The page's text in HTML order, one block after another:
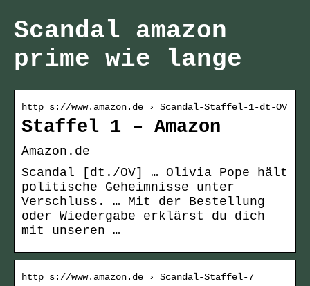
Scandal amazon
prime wie lange
http s://www.amazon.de › Scandal-Staffel-1-dt-OV
Staffel 1 – Amazon
Amazon.de
Scandal [dt./OV] … Olivia Pope hält
politische Geheimnisse unter
Verschluss. … Mit der Bestellung
oder Wiedergabe erklärst du dich
mit unseren …
http s://www.amazon.de › Scandal-Staffel-7